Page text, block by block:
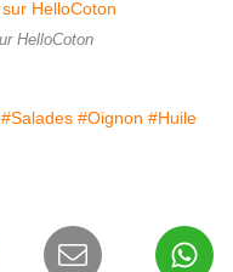
HelloCoton
#Salades #Oignon #Huile